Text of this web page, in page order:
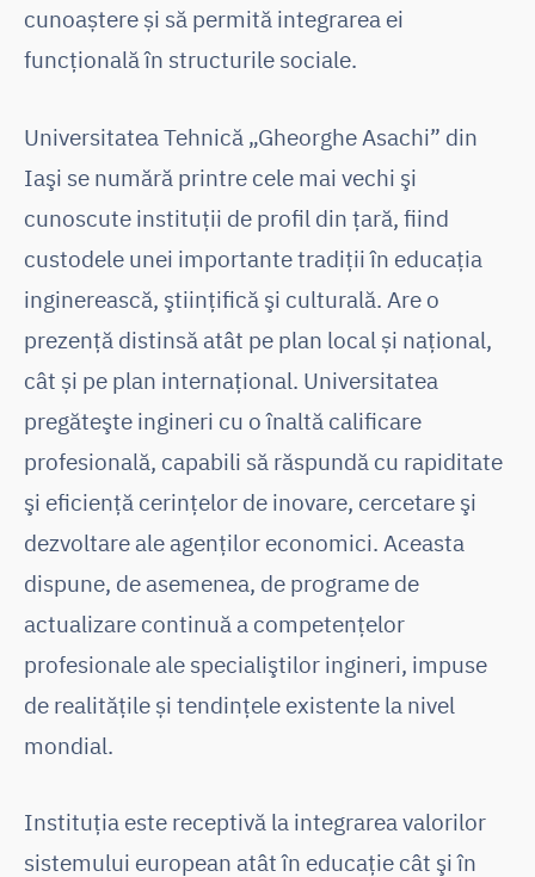
cunoaștere și să permită integrarea ei
funcțională în structurile sociale.
Universitatea Tehnică „Gheorghe Asachi” din
Iaşi se numără printre cele mai vechi şi
cunoscute instituţii de profil din ţară, fiind
custodele unei importante tradiţii în educaţia
inginerească, ştiinţifică şi culturală. Are o
prezenţă distinsă atât pe plan local și național,
cât și pe plan internaţional. Universitatea
pregăteşte ingineri cu o înaltă calificare
profesională, capabili să răspundă cu rapiditate
şi eficienţă cerinţelor de inovare, cercetare şi
dezvoltare ale agenţilor economici. Aceasta
dispune, de asemenea, de programe de
actualizare continuă a competenţelor
profesionale ale specialiştilor ingineri, impuse
de realitățile și tendințele existente la nivel
mondial.
Instituția este receptivă la integrarea valorilor
sistemului european atât în educaţie cât şi în